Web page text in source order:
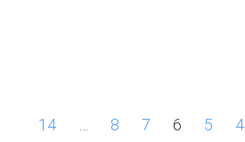
4
5
6
7
8
…
14